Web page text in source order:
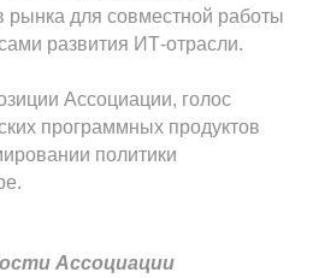
рынка для совместной работы
развития ИТ-отрасли.
Ассоциации, голос
программных продуктов
политики
Ассоциации